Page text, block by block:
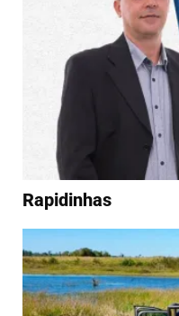
Rapidinhas